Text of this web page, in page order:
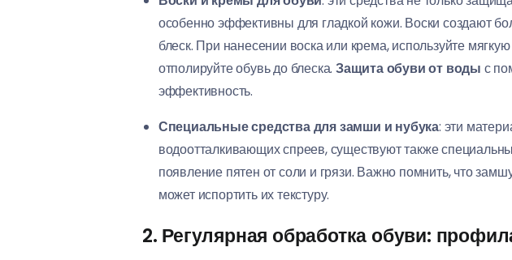
особенно эффективны для гладкой кожи. Воски создают
блеск. При нанесении воска или крема, используйте
отполируйте обувь до блеска. Защита обуви от воды с
эффективность.
Специальные средства для замши и нубука: эти
водоотталкивающих спреев, существуют также
появление пятен от соли и грязи. Важно помнить, что
может испортить их текстуру.
2. Регулярная обработка обуви: